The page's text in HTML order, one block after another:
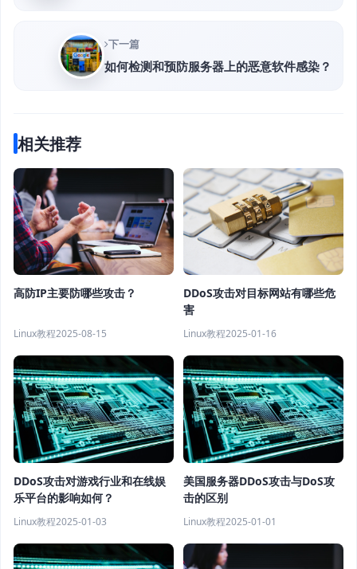
下一篇
如何检测和预防服务器上的恶意软件感染？
相关推荐
高防IP主要防哪些攻击？
Linux教程2025-08-15
DDoS攻击对目标网站有哪些危
害
Linux教程2025-01-16
DDoS攻击对游戏行业和在线娱
乐平台的影响如何？
Linux教程2025-01-03
美国服务器DDoS攻击与DoS攻
击的区别
Linux教程2025-01-01